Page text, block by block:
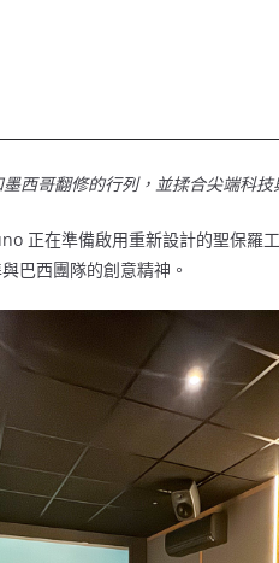
西哥翻修的行列，並揉合尖端科
正在準備啟用重新設計的聖保羅
巴西團隊的創意精神。